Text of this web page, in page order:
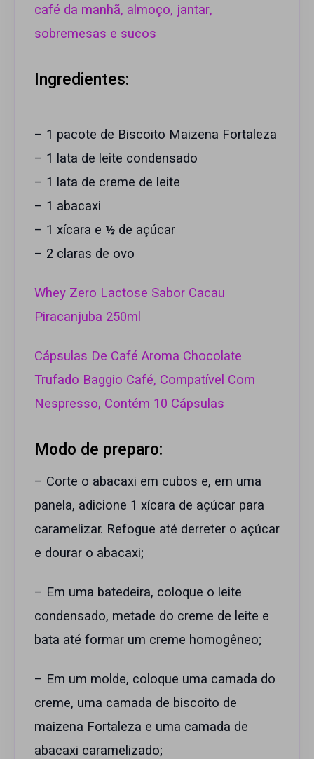
café da manhã, almoço, jantar,
sobremesas e sucos
Ingredientes:
– 1 pacote de Biscoito Maizena Fortaleza
– 1 lata de leite condensado
– 1 lata de creme de leite
– 1 abacaxi
– 1 xícara e ½ de açúcar
– 2 claras de ovo
Whey Zero Lactose Sabor Cacau
Piracanjuba 250ml
Cápsulas De Café Aroma Chocolate
Trufado Baggio Café, Compatível Com
Nespresso, Contém 10 Cápsulas
Modo de preparo:
– Corte o abacaxi em cubos e, em uma
panela, adicione 1 xícara de açúcar para
caramelizar. Refogue até derreter o açúcar
e dourar o abacaxi;
– Em uma batedeira, coloque o leite
condensado, metade do creme de leite e
bata até formar um creme homogêneo;
– Em um molde, coloque uma camada do
creme, uma camada de biscoito de
maizena Fortaleza e uma camada de
abacaxi caramelizado;